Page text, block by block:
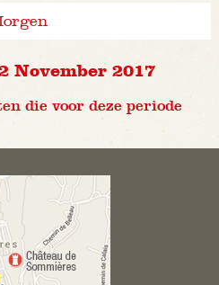
November 2017
die voor deze periode